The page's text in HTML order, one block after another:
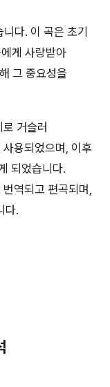
다. 이 곡은 초기
게 사랑받아
그 중요성을
거슬러
용되었으며, 이후
되었습니다.
역되고 편곡되며,
다.